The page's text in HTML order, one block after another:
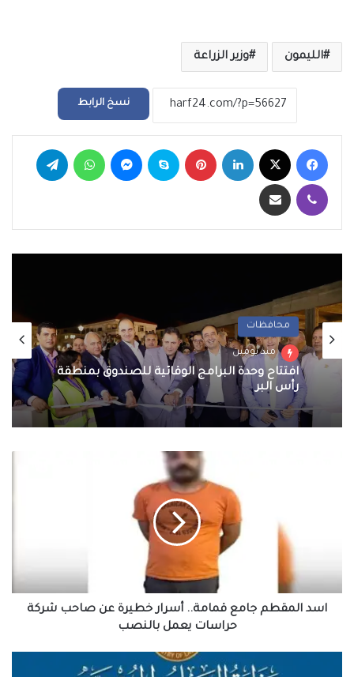
الليمون وزير الزراعة
نسخ الرابط
فيسبوك لينكدإن بينتيريست سكايب ماسنجر واتساب
ڤايبر مشاركة عبر البريد
محافظات
منذ يومين
افتتاح وحدة البرامج الوقائية للصندوق بمنطقة
رأس البر
شركة
حراسات
اسد المقطم جامع قمامة.. أسرار خطيرة عن صاحب شركة
حراسات يعمل بالنصب